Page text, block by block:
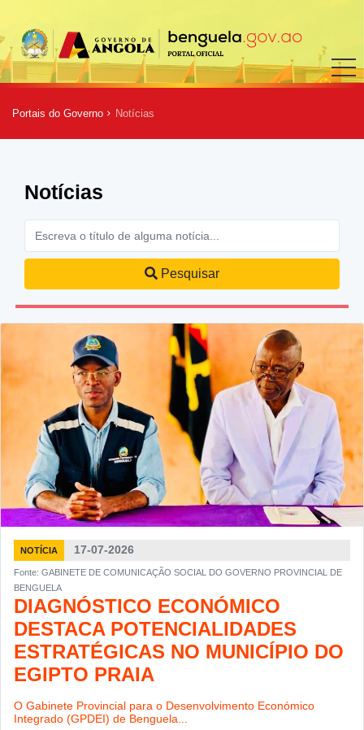
Portais do Governo Notícias
Notícias
Pesquisar
NOTÍCIA 17-07-2026
Fonte: GABINETE DE COMUNICAÇÃO SOCIAL DO GOVERNO PROVINCIAL DE
BENGUELA
DIAGNÓSTICO ECONÓMICO
DESTACA POTENCIALIDADES
ESTRATÉGICAS NO MUNICÍPIO DO
EGIPTO PRAIA
O Gabinete Provincial para o Desenvolvimento Económico
Integrado (GPDEI) de Benguela...